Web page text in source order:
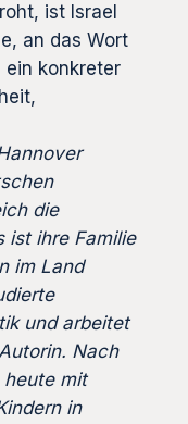
ist Israel
an das Wort
ein konkreter
die
ist ihre Familie
im Land
und arbeitet
Nach
heute mit
in